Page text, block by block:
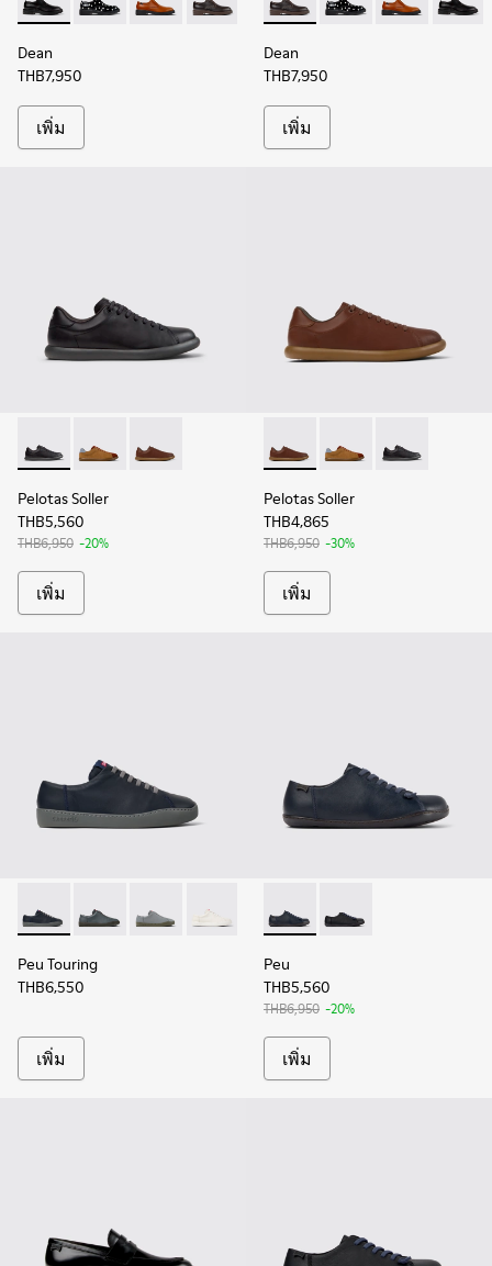
Dean - K100979-001 - รองเท้าหนังสีดําสําหรับผู้ชาย
Dean - K100979-014
Dean - K100979-004
Dean - K100979-002 - รองเท้าหนังสีน้ํ
Dean
THB7,950
เพิ่ม
Dean - K100979-002 - รอง
Dean - K100979-014
Dean - Dean
Dean
THB7,950
เพิ่ม
Pelotas Soller - K101003-001 - รองเท้าผ้าใบหนังสีดําสําหรับผู้
Pelotas Soller - K101003-006
Pelotas Soller - K101003-004 - รองเท้าผ้าใบ
Pelotas Soller
THB5,560
THB6,950 -20%
เพิ่ม
Pelotas Soller - K101003-
Pelotas Soller -
Pelotas
Pelotas Soller
THB4,865
THB6,950 -30%
เพิ่ม
Peu Touring - K100479-051 - รองเท้าผ้าใบหนังสีน้ําเงินสําหรั
Peu Touring - K100479-058
Peu Touring - K100479-056
Peu Touring - K100479-045
Peu Touring - K100479-001
Peu Touring
THB6,550
เพิ่ม
Peu - K100249-049 - รองเ
Peu - K100249-012
Peu
THB5,560
THB6,950 -20%
เพิ่ม